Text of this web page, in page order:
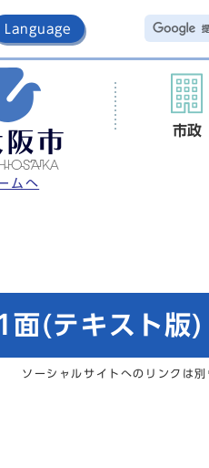
Language
ムへ
市政
(テキスト版)
ソーシャルサイトへのリンクは